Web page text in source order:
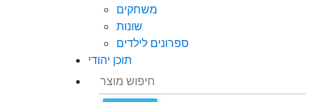
משחקים
שונות
ספרונים לילדים
תוכן יהודי